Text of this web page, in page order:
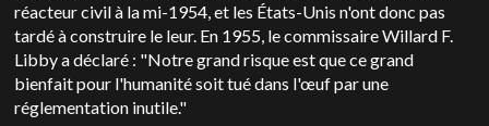
réacteur civil à la mi-1954, et les États-Unis n'ont donc pas
tardé à construire le leur. En 1955, le commissaire Willard F.
Libby a déclaré : "Notre grand risque est que ce grand
bienfait pour l'humanité soit tué dans l'œuf par une
réglementation inutile."